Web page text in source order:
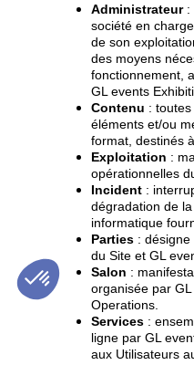
Administrateur:
société en
de son
des moyens
fonctionnement,
GL events
Contenu :
éléments et/ou
format, destinés
Exploitation :
opérationnelles
Incident :
dégradation de
informatique
Parties :
du Site et GL
Salon :
organisée par
Operations.
Services :
ligne par GL
aux Utilisateurs